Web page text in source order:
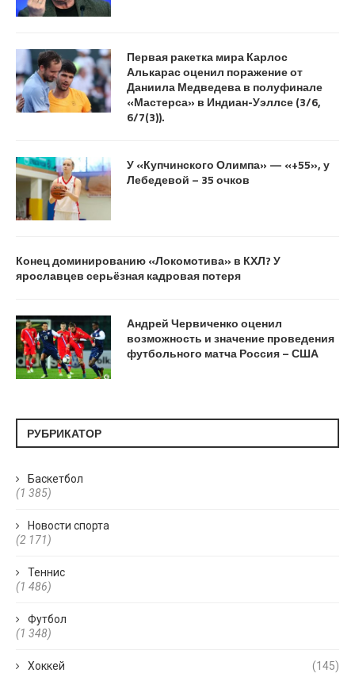
Первая ракетка мира Карлос
Алькарас оценил поражение от
Даниила Медведева в полуфинале
«Мастерса» в Индиан-Уэллсе (3/6,
6/7(3)).
У «Купчинского Олимпа» — «+55», у
Лебедевой – 35 очков
Конец доминированию «Локомотива» в КХЛ? У
ярославцев серьёзная кадровая потеря
Андрей Червиченко оценил
возможность и значение проведения
футбольного матча Россия – США
РУБРИКАТОР
Баскетбол
(1 385)
Новости спорта
(2 171)
Теннис
(1 486)
Футбол
(1 348)
Хоккей (145)